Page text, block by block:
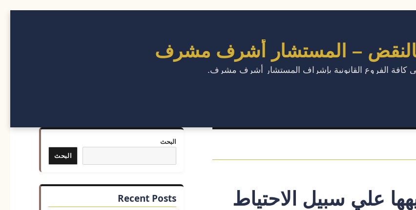
بالنقض – المستشار أشرف مشرف
في كافة الفروع القانونية بإشراف المستشار أشرف مشرف.
علي سبيل الاحتياط
البحث
البحث
Recent Posts